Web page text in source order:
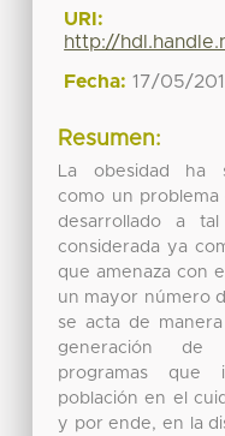
URI:
http://
Fecha: 17/05/
Resumen:
La obesidad ha
como un problema
desarrollado a
considerada ya
que amenaza con
un mayor número
se acta de
generación de
programas que
población en el
y por ende, en la